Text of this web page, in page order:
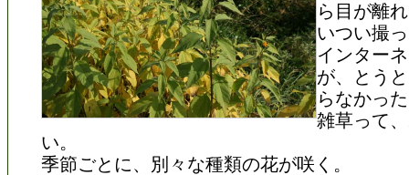
ら目が離
いつい撮
インター
が、とう
らなかっ
雑草って
い。
季節ごとに、別々な種類の花が咲く。